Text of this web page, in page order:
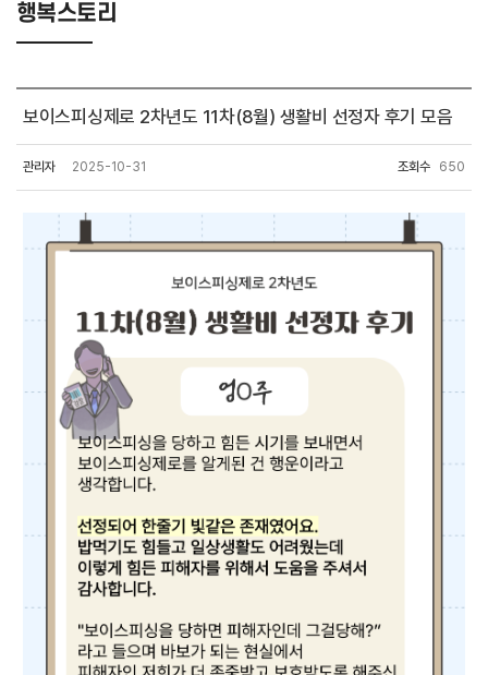
행복스토리
보이스피싱제로 2차년도 11차(8월) 생활비 선정자 후기 모음
관리자 2025-10-31 조회수 650